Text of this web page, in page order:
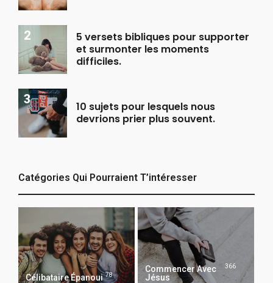
5 versets bibliques pour supporter
et surmonter les moments
difficiles.
10 sujets pour lesquels nous
devrions prier plus souvent.
Catégories Qui Pourraient T’intéresser
Célibataire Épanoui 78
Commencer Avec
Jésus
366